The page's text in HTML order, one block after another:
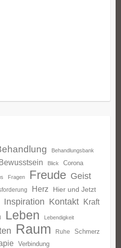
Behandlungsbank
Blick Corona
Fragen Freude Geist
Herz Hier und Jetzt
Inspiration Kontakt Kraft
Leben Lebendigkeit
Raum Ruhe
Schmerz
Verbindung